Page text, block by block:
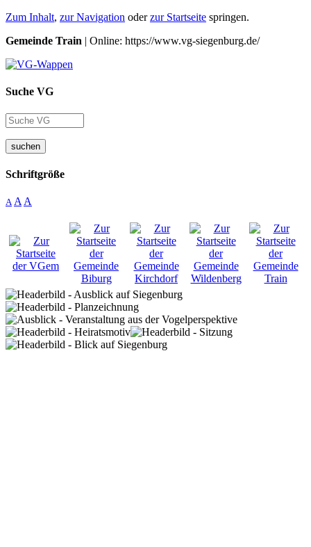
Zum Inhalt, zur Navigation oderzur Startseite springen.
Gemeinde Train | Online: https://www.vg-siegenburg.de/
Suche VG
suchen
Schriftgröße
A A A